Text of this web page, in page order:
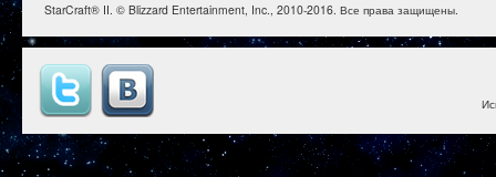
StarCraft® II. © Blizzard Entertainment, Inc., 2010-2016. Все права защищены.